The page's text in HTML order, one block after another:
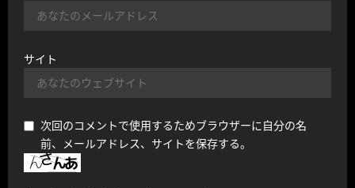
サイト
次回のコメントで使用するためブラウザーに自分の名
前、メールアドレス、サイトを保存する。